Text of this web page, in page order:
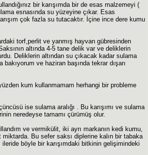
bir karışımda bir de esas malzemeyi (
esnasında su yüzeyine çıkar. Esas
çok fazla su tutacaktır. İçine ince dere kumu
torf,perlit ve yanmış hayvan gübresinden
altında 4-5 tane delik var ve deliklerin
Deliklerin altından su çıkacak kadar sulama
ve haziran başında tekrar dışarı
kum kullanmamam herhangi bir probleme
ise sulama aralığı . Bu karışımı ve sulama
neredeyse tamamı çürümüş olur.
ve vermikülit, iki ayrı markanın kedi kumu,
Bu sefer saksı diplerine kalın bir tabaka
böyle bir karışımdaki bitkinin gelişimindeki